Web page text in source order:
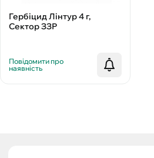
Гербіцид Лінтур 4 г,
Сектор ЗЗР
Повідомити про
наявність